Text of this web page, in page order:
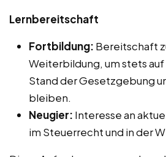
Lernbereitschaft
Fortbildung: Bereitschaft
Weiterbildung, um stets
Stand der Gesetzgebung
bleiben.
Neugier: Interesse an
im Steuerrecht und in der